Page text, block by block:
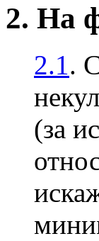
2. На
2.1.
(за